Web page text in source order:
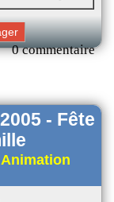
0 commentaire
- Fête